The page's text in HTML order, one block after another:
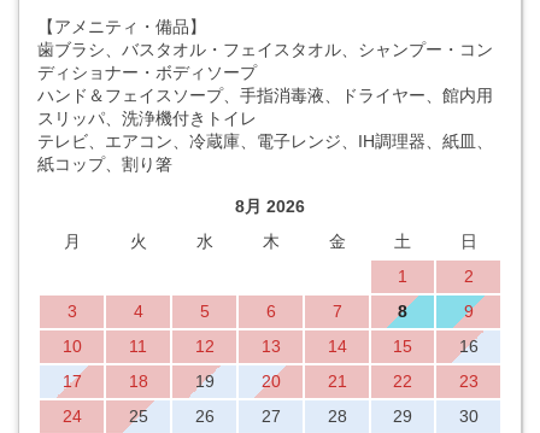
【アメニティ・備品】
歯ブラシ、バスタオル・フェイスタオル、シャンプー・コン
ディショナー・ボディソープ
ハンド＆フェイスソープ、手指消毒液、ドライヤー、館内用
スリッパ、洗浄機付きトイレ
テレビ、エアコン、冷蔵庫、電子レンジ、IH調理器、紙皿、
紙コップ、割り箸
8月 2026
月
火 水 木 金 土
日
1
2
3
4 5 6 7 8
9
10
11 12 13 14 15
16
17
18 19 20 21 22
23
24
25 26 27 28 29
30